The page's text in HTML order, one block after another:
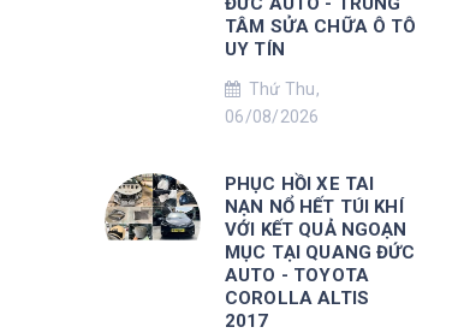
TÂM SỬA CHỮA Ô TÔ
UY TÍN
Thứ Thu,
06/08/2026
PHỤC HỒI XE TAI
NẠN NỔ HẾT TÚI KHÍ
VỚI KẾT QUẢ NGOẠN
MỤC TẠI QUANG ĐỨC
AUTO - TOYOTA
COROLLA ALTIS
2017